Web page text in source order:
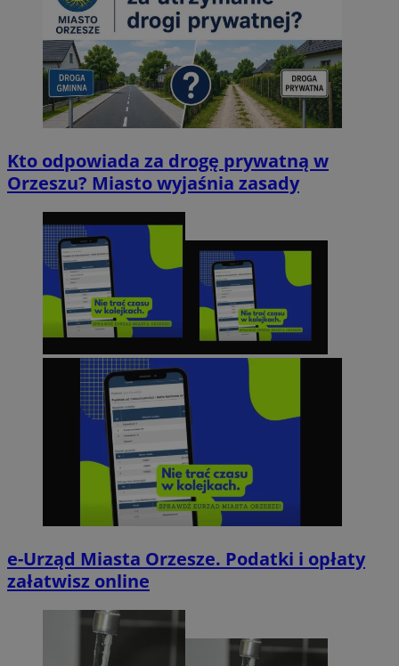
Kto odpowiada za drogę prywatną w
Orzeszu? Miasto wyjaśnia zasady
e-Urząd Miasta Orzesze. Podatki i opłaty
załatwisz online